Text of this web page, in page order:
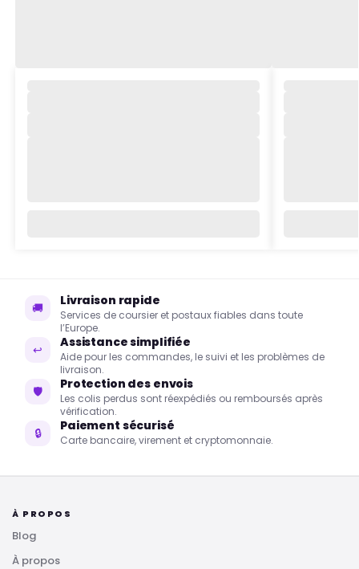
🚚 Livraison rapide
Services de coursier et postaux fiables dans toute
l’Europe.
↩ Assistance simplifiée
Aide pour les commandes, le suivi et les problèmes de
livraison.
🛡 Protection des envois
Les colis perdus sont réexpédiés ou remboursés après
vérification.
🔒 Paiement sécurisé
Carte bancaire, virement et cryptomonnaie.
À PROPOS
Blog
À propos